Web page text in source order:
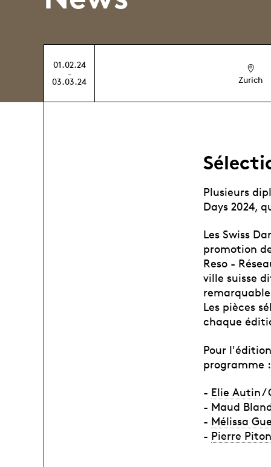
01.02.24
-
03.03.24
Zurich
Plusieurs
Days 2024,
Les Swiss
promotion
Reso -
ville suisse
Les pièces
chaque
Pour
programme :
- Elie Autin/
- Maud
- Mélissa
- Pierre Piton